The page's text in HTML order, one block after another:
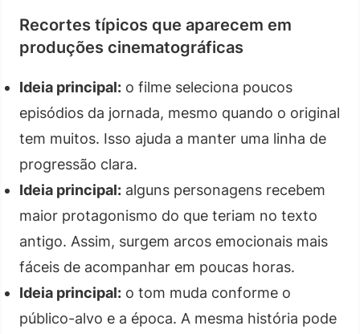
Recortes típicos que aparecem em
produções cinematográficas
Ideia principal: o filme seleciona poucos
episódios da jornada, mesmo quando o original
tem muitos. Isso ajuda a manter uma linha de
progressão clara.
Ideia principal: alguns personagens recebem
maior protagonismo do que teriam no texto
antigo. Assim, surgem arcos emocionais mais
fáceis de acompanhar em poucas horas.
Ideia principal: o tom muda conforme o
público-alvo e a época. A mesma história pode